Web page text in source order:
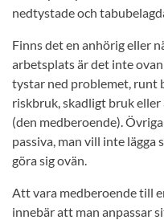
nedtystade och
Finns det en anhörig eller
arbetsplats är det inte
tystar ned problemet, runt
riskbruk, skadligt bruk
(den medberoende).
passiva, man vill inte lägga
göra sig ovän.
Att vara medberoende till
innebär att man anpassar